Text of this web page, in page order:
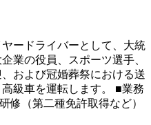
ードライバーとして、大統
業の役員、スポーツ選手、
および冠婚葬祭における送
級車を運転します。 ■業務
修（第二種免許取得など）